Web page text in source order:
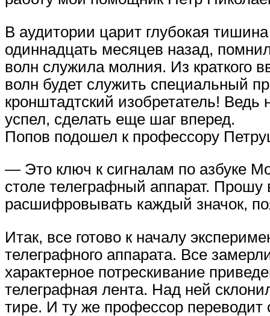
В аудитории царит глубокая
одиннадцать месяцев назад,
волн служила молния. Из краткого
волн будет служить специальный
кронштадтский изобретатель!
успел, сделать еще шаг вперед.
Попов подошел к профессору
— Это ключ к сигналам по азбуке
столе телеграфный аппарат. Прошу
расшифровывать каждый значок,
Итак, все готово к началу
телеграфного аппарата. Все
характерное потрескивание
телеграфная лента. Над ней
тире. И ту же профессор переводит